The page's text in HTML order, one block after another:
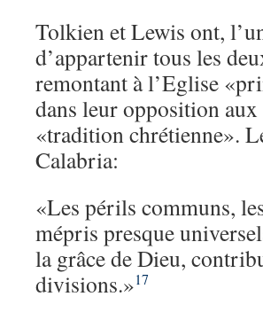
Tolkien et Lewis ont,
d’appartenir tous les
remontant à l’Eglise
dans leur opposition
«tradition chrétienne».
Calabria:
«Les périls communs,
mépris presque
la grâce de Dieu,
divisions.»17